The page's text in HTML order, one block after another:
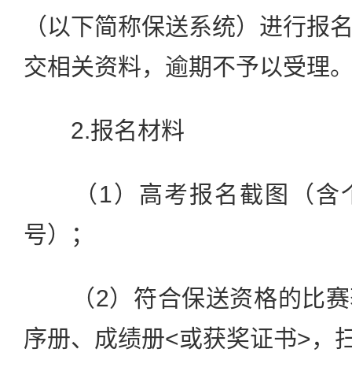
（以下简称保送系统）进行报
交相关资料，逾期不予以受理
2.报名材料
（1）高考报名截图（含
号）；
（2）符合保送资格的比赛
序册、成绩册<或获奖证书>，